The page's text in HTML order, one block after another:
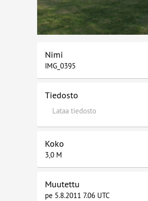
Nimi
IMG_0395
Tiedosto
Lataa tiedosto
Koko
3,0 M
Muutettu
pe 5.8.2011 7.06 UTC